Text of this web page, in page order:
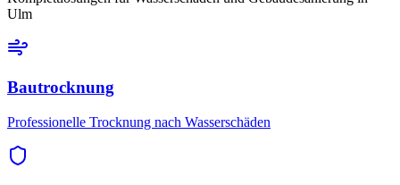
Ulm
Bautrocknung
Professionelle Trocknung nach Wasserschäden